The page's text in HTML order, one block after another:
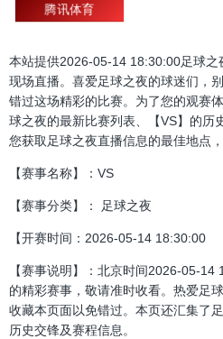
腾讯体育
本站提供2026-05-14 18:30:00足球之
现场直播。喜爱足球之夜的球迷们，
错过这场精彩的比赛。为了您的观赛
球之夜的最新比赛列表、【VS】的历
您获取足球之夜直播信息的最佳地点，
【赛事名称】：VS
【赛事分类】： 足球之夜
【开赛时间：2026-05-14 18:30:00
【赛事说明】：北京时间2026-05-
的精彩赛事，敬请准时收看。热爱足
收藏本页面以免错过。本页还汇集了
历史交锋及赛程信息。